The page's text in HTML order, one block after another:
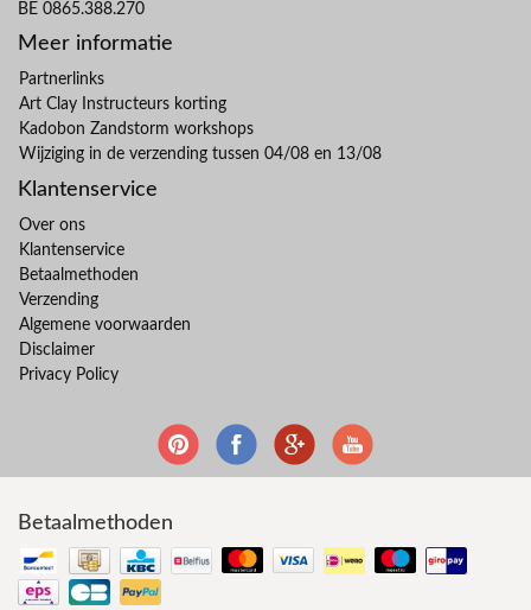
BE 0865.388.270
Meer informatie
Partnerlinks
Art Clay Instructeurs korting
Kadobon Zandstorm workshops
Wijziging in de verzending tussen 04/08 en 13/08
Klantenservice
Over ons
Klantenservice
Betaalmethoden
Verzending
Algemene voorwaarden
Disclaimer
Privacy Policy
Betaalmethoden